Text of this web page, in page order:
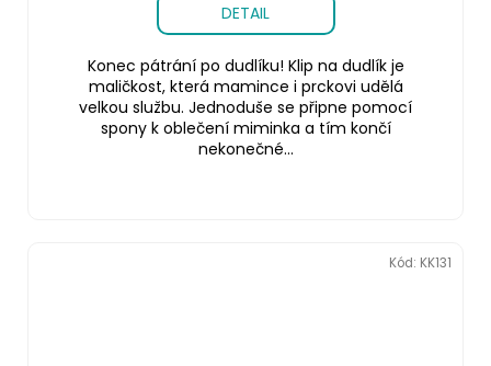
DETAIL
Konec pátrání po dudlíku! Klip na dudlík je
maličkost, která mamince i prckovi udělá
velkou službu. Jednoduše se připne pomocí
spony k oblečení miminka a tím končí
nekonečné...
Kód: KK131